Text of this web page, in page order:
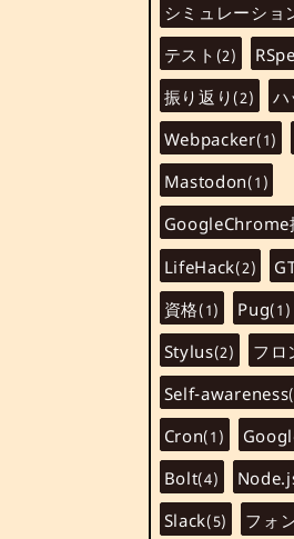
シミュレーショ
テスト (2)
振り返り (2) ハ
Webpacker(1)
Mastodon(1)
GoogleChrome
LifeHack(2)
資格(1) Pug(1)
Stylus(2) フロ
Self-awareness
Cron(1)
Bolt(4)
Slack(5) フォ